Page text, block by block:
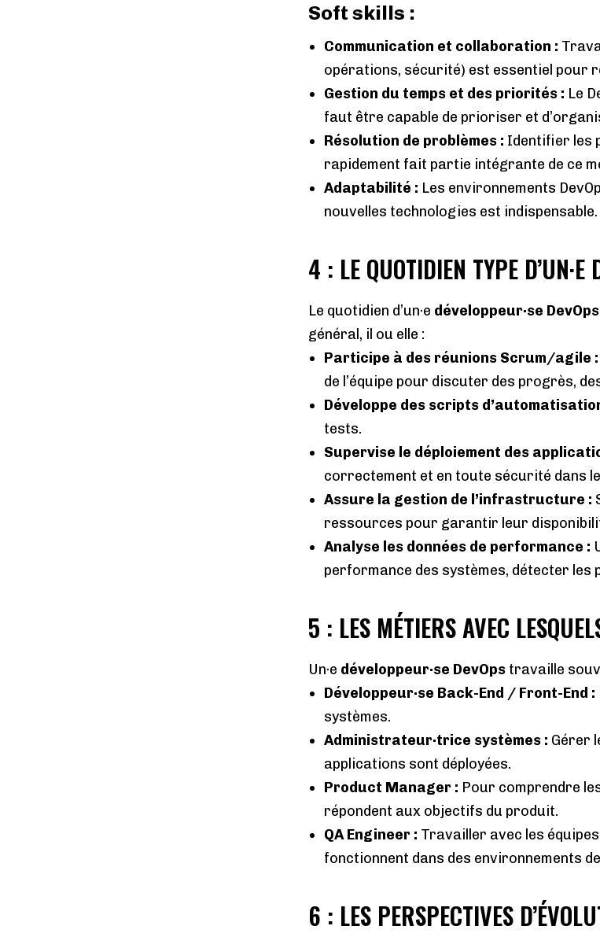
Soft skills :
Communication et collaboration :
opérations, sécurité) est essentiel pour
Gestion du temps et des priorités : Le
faut être capable de prioriser et
Résolution de problèmes : Identifier les
rapidement fait partie intégrante de ce
Adaptabilité : Les environnements
nouvelles technologies est indispensable.
4 : LE QUOTIDIEN TYPE D’UN·E
Le quotidien d’un·e développeur·se DevOps
général, il ou elle :
Participe à des réunions Scrum/agile :
de l’équipe pour discuter des progrès,
Développe des scripts
tests.
Supervise le déploiement des
correctement et en toute sécurité dans
Assure la gestion de l’infrastructure :
ressources pour garantir leur
Analyse les données de performance :
performance des systèmes, détecter
5 : LES MÉTIERS AVEC
Un·e développeur·se DevOps travaille
Développeur·se Back-End / Front-End :
systèmes.
Administrateur·trice systèmes : Gérer
applications sont déployées.
Product Manager : Pour comprendre
répondent aux objectifs du produit.
QA Engineer : Travailler avec les
fonctionnent dans des environnements
6 : LES PERSPECTIVES